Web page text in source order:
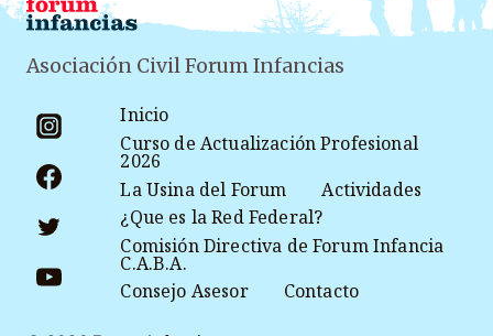
Asociación Civil Forum Infancias
Inicio
Curso de Actualización Profesional
2026
La Usina del Forum
Actividades
¿Que es la Red Federal?
Comisión Directiva de Forum Infancia
C.A.B.A.
Consejo Asesor
Contacto